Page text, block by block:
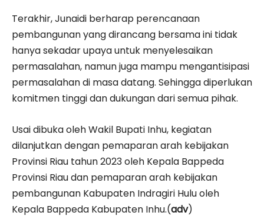
Terakhir, Junaidi berharap perencanaan
pembangunan yang dirancang bersama ini tidak
hanya sekadar upaya untuk menyelesaikan
permasalahan, namun juga mampu mengantisipasi
permasalahan di masa datang. Sehingga diperlukan
komitmen tinggi dan dukungan dari semua pihak.
Usai dibuka oleh Wakil Bupati Inhu, kegiatan
dilanjutkan dengan pemaparan arah kebijakan
Provinsi Riau tahun 2023 oleh Kepala Bappeda
Provinsi Riau dan pemaparan arah kebijakan
pembangunan Kabupaten Indragiri Hulu oleh
Kepala Bappeda Kabupaten Inhu.(adv)